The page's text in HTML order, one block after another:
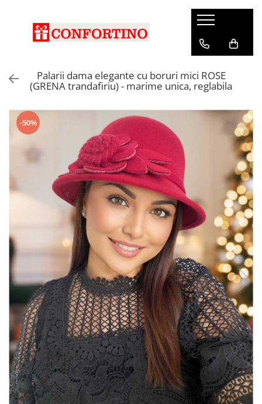
Palarii dama elegante cu boruri mici ROSE
(GRENA trandafiriu) - marime unica, reglabila
-50%